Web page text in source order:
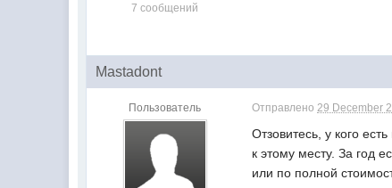
7 сообщений
Mastadont
Пользователь Отправлено 29 December
Отзовитесь, у кого
к этому месту. За год
или по полной